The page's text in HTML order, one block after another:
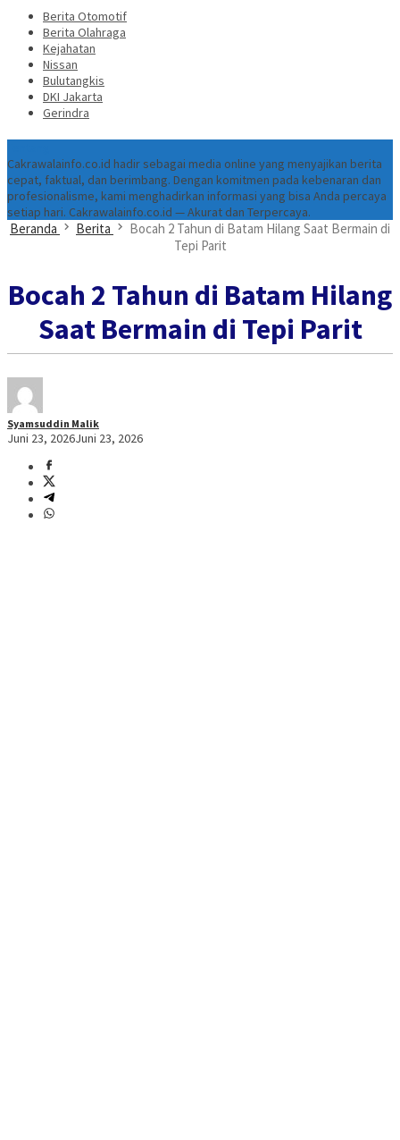
Berita Otomotif
Berita Olahraga
Kejahatan
Nissan
Bulutangkis
DKI Jakarta
Gerindra
Cakrawalainfo.co.id hadir sebagai media online yang menyajikan berita
cepat, faktual, dan berimbang. Dengan komitmen pada kebenaran dan
profesionalisme, kami menghadirkan informasi yang bisa Anda percaya
setiap hari. Cakrawalainfo.co.id — Akurat dan Terpercaya.
Beranda Berita
Bocah 2 Tahun di Batam Hilang Saat Bermain di
Tepi Parit
Bocah 2 Tahun di Batam Hilang
Saat Bermain di Tepi Parit
Syamsuddin Malik
Juni 23, 2026Juni 23, 2026